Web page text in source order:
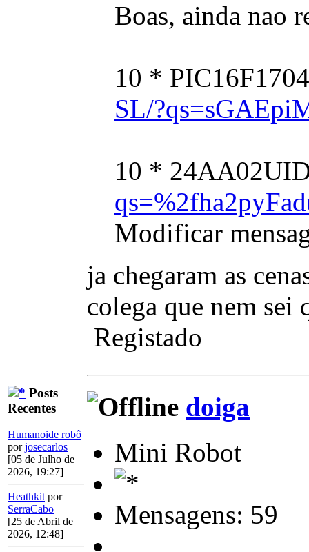
Posts
Recentes
Humanoide robô
porjosecarlos
[05 de Julho de
2026, 19:27]
Heathkit por
SerraCabo
[25 de Abril de
2026, 12:48]
Boas, ainda nao
10 *
SL/
10 *
Modificar
ja chegaram as
colega que nem sei
Registado
doiga
Mini Robot
Mensagens: 59